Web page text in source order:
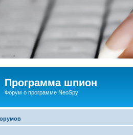
Программа шпион
Форум о программе NeoSpy